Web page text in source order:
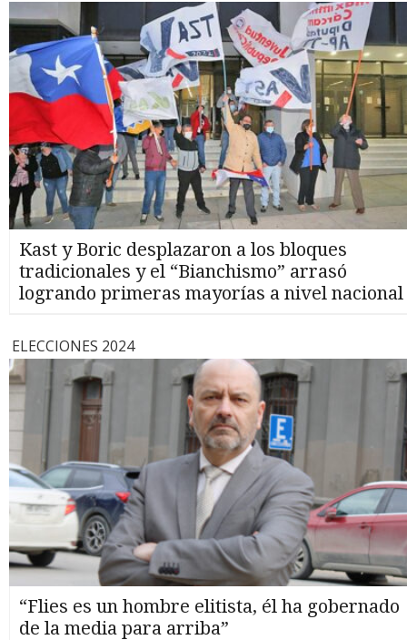
Kast y Boric desplazaron a los bloques
tradicionales y el “Bianchismo” arrasó
logrando primeras mayorías a nivel nacional
ELECCIONES 2024
“Flies es un hombre elitista, él ha gobernado
de la media para arriba”